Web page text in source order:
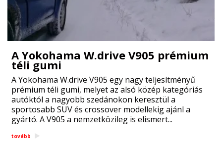
A Yokohama W.drive V905 prémium
téli gumi
A Yokohama W.drive V905 egy nagy teljesítményű
prémium téli gumi, melyet az alsó közép kategóriás
autóktól a nagyobb szedánokon keresztül a
sportosabb SUV és crossover modellekig ajánl a
gyártó. A V905 a nemzetközileg is elismert...
tovább